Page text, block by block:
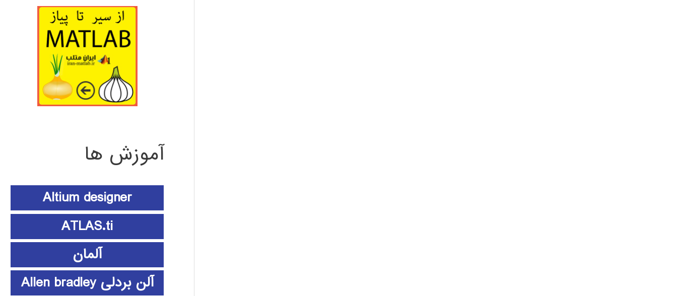
آموزش ها
Altium designer
ATLAS.ti
آلمان
آلن بردلی Allen bradley